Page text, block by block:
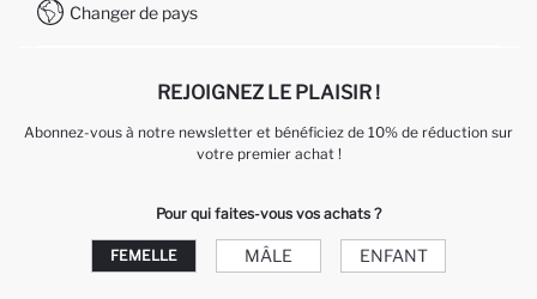
Service Client +212 525 076 633
Changer de pays
REJOIGNEZ LE PLAISIR !
Abonnez-vous à notre newsletter et bénéficiez de 10% de réduction sur
votre premier achat !
Pour qui faites-vous vos achats ?
FEMELLE MÂLE ENFANT